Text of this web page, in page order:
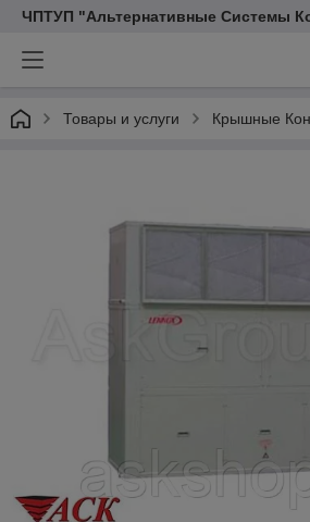
ЧПТУП "Альтернативные Системы
Товары и услуги Крышные